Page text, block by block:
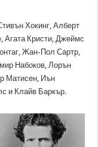
Хокинг, Алберт
Кристи, Джеймс
Жан-Пол Сартр,
Набоков, Лорън
Матисен, Иън
и Клайв Баркър.